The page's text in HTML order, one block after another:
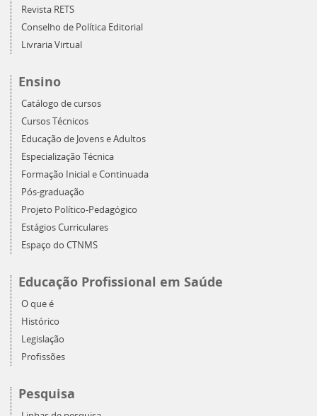
Revista RETS
Conselho de Política Editorial
Livraria Virtual
Ensino
Catálogo de cursos
Cursos Técnicos
Educação de Jovens e Adultos
Especialização Técnica
Formação Inicial e Continuada
Pós-graduação
Projeto Político-Pedagógico
Estágios Curriculares
Espaço do CTNMS
Educação Profissional em Saúde
O que é
Histórico
Legislação
Profissões
Pesquisa